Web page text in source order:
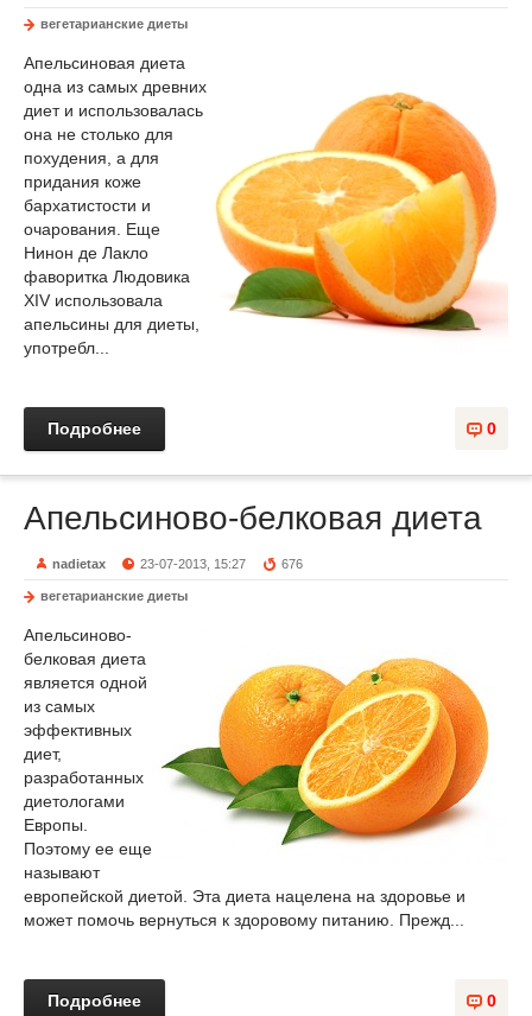
вегетарианские диеты
Апельсиновая диета
одна из самых древних
диет и использовалась
она не столько для
похудения, а для
придания коже
бархатистости и
очарования. Еще
Нинон де Лакло
фаворитка Людовика
XIV использовала
апельсины для диеты,
употребл...
0
Подробнее
Апельсиново-белковая диета
nadietax 23-07-2013, 15:27 676
вегетарианские диеты
Апельсиново-
белковая диета
является одной
из самых
эффективных
диет,
разработанных
диетологами
Европы.
Поэтому ее еще
называют
европейской диетой. Эта диета нацелена на здоровье и
может помочь вернуться к здоровому питанию. Прежд...
0
Подробнее